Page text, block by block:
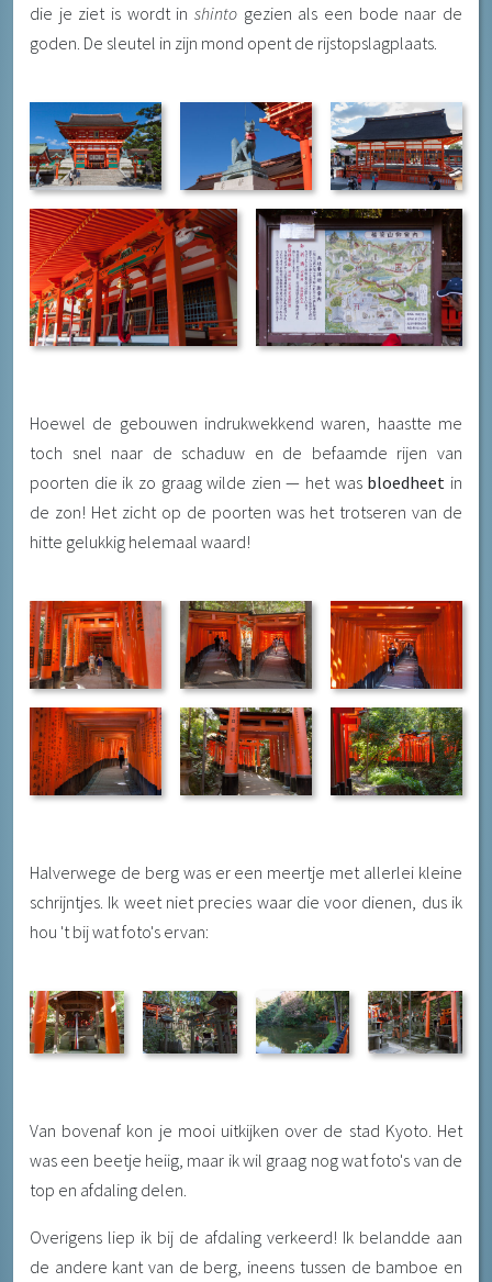
die je ziet is wordt in shinto gezien als een bode naar de
goden. De sleutel in zijn mond opent de rijstopslagplaats.
Hoewel de gebouwen indrukwekkend waren, haastte me
toch snel naar de schaduw en de befaamde rijen van
poorten die ik zo graag wilde zien — het was bloedheet in
de zon! Het zicht op de poorten was het trotseren van de
hitte gelukkig helemaal waard!
Halverwege de berg was er een meertje met allerlei kleine
schrijntjes. Ik weet niet precies waar die voor dienen, dus ik
hou 't bij wat foto's ervan:
Van bovenaf kon je mooi uitkijken over de stad Kyoto. Het
was een beetje heiig, maar ik wil graag nog wat foto's van de
top en afdaling delen.
Overigens liep ik bij de afdaling verkeerd! Ik belandde aan
de andere kant van de berg, ineens tussen de bamboe en